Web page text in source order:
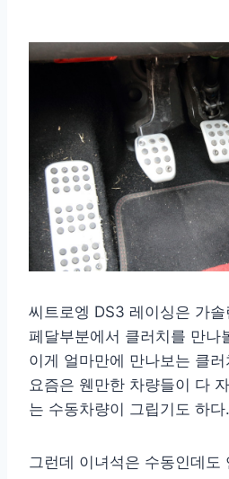
씨트로엥 DS3 레이싱은 가
페달부분에서 클러치를 만나
이게 얼마만에 만나보는 클
요즘은 웬만한 차량들이 다
는 수동차량이 그립기도 하다.
그런데 이녀석은 수동인데